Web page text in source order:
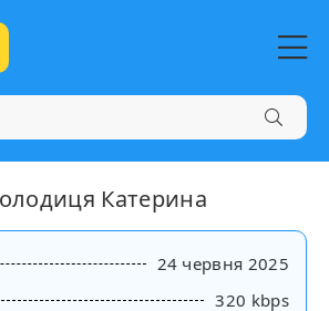
Катерина
24 червня 2025
320 kbps